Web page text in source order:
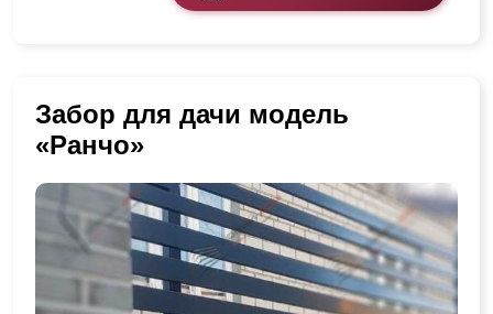
Забор для дачи модель
«Ранчо»